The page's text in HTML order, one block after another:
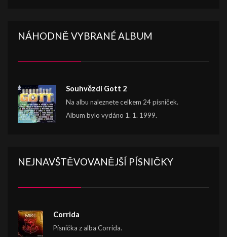
NÁHODNĚ VYBRANÉ ALBUM
Souhvězdí Gott 2
Na albu naleznete celkem 24 písniček.
Album bylo vydáno 1. 1. 1999.
NEJNAVŠTĚVOVANĚJŠÍ PÍSNIČKY
Corrida
Písnička z alba Corrida.